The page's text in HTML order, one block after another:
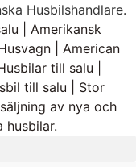
Husbilshandlare.